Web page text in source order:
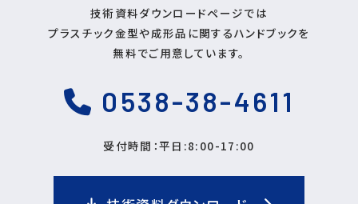
技術資料ダウンロードページでは
プラスチック金型や成形品に関するハンドブックを
無料でご用意しています。
0538-38-4611
受付時間：平日:8:00-17:00